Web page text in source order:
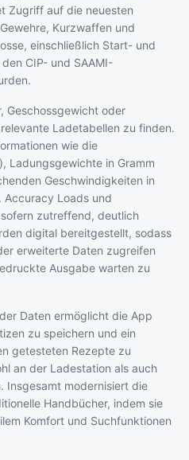
Zugriff auf die neuesten
Kurzwaffen und
einschließlich Start- und
CIP- und SAAMI-
Geschossgewicht oder
Ladetabellen zu finden.
wie die
Ladungsgewichte in Gramm
Geschwindigkeiten in
Accuracy Loads und
zutreffend, deutlich
digital bereitgestellt, sodass
erweiterte Daten zugreifen
Ausgabe warten zu
Daten ermöglicht die App
zu speichern und ein
getesteten Rezepte zu
an der Ladestation als auch
Insgesamt modernisiert die
Handbücher, indem sie
Komfort und Suchfunktionen